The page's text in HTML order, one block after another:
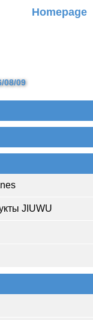
Homepage
08/09
JIUWU